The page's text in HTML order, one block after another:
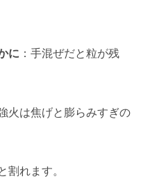
に ：手混ぜだと粒が残
火は焦げと膨らみすぎの
割れます。